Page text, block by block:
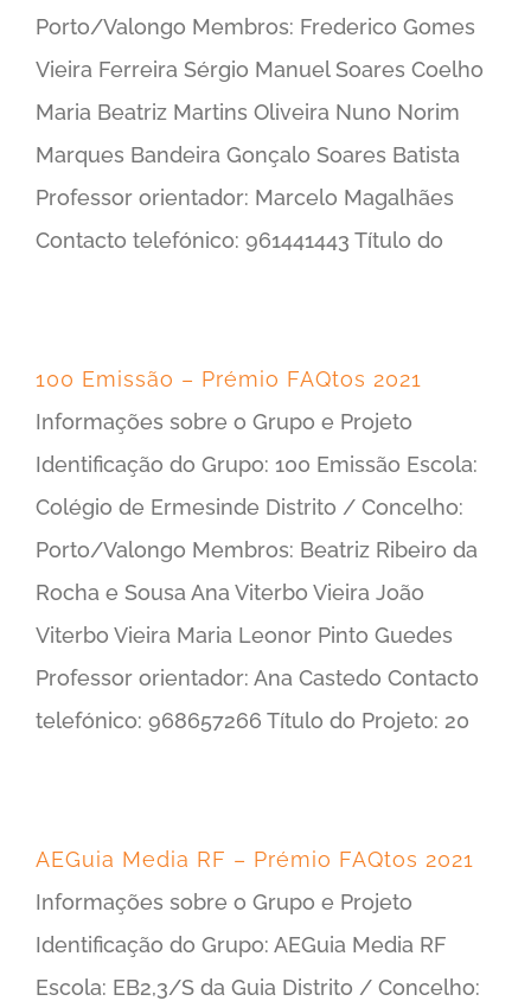
Porto/Valongo Membros: Frederico Gomes
Vieira Ferreira Sérgio Manuel Soares Coelho
Maria Beatriz Martins Oliveira Nuno Norim
Marques Bandeira Gonçalo Soares Batista
Professor orientador: Marcelo Magalhães
Contacto telefónico: 961441443 Título do
100 Emissão – Prémio FAQtos 2021
Informações sobre o Grupo e Projeto
Identificação do Grupo: 100 Emissão Escola:
Colégio de Ermesinde Distrito / Concelho:
Porto/Valongo Membros: Beatriz Ribeiro da
Rocha e Sousa Ana Viterbo Vieira João
Viterbo Vieira Maria Leonor Pinto Guedes
Professor orientador: Ana Castedo Contacto
telefónico: 968657266 Título do Projeto: 20
AEGuia Media RF – Prémio FAQtos 2021
Informações sobre o Grupo e Projeto
Identificação do Grupo: AEGuia Media RF
Escola: EB2,3/S da Guia Distrito / Concelho: